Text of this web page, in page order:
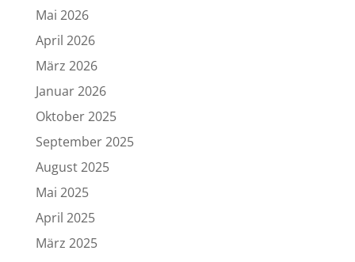
Mai 2026
April 2026
März 2026
Januar 2026
Oktober 2025
September 2025
August 2025
Mai 2025
April 2025
März 2025